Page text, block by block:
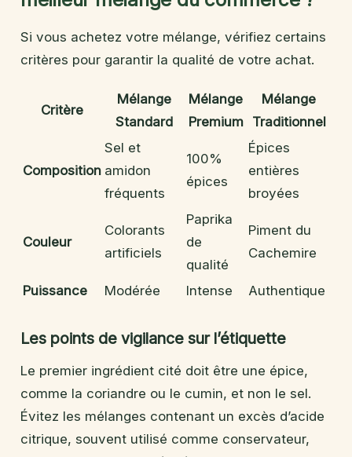
Si vous achetez votre mélange, vérifiez certains
critères pour garantir la qualité de votre achat.
Critère
Mélange
Standard
Mélange
Premium
Mélange
Traditionnel
Composition
Sel et
amidon
fréquents
100%
épices
Épices
entières
broyées
Couleur
Colorants
artificiels
Paprika
de
qualité
Piment du
Cachemire
Puissance Modérée Intense Authentique
Les points de vigilance sur l’étiquette
Le premier ingrédient cité doit être une épice,
comme la coriandre ou le cumin, et non le sel.
Évitez les mélanges contenant un excès d’acide
citrique, souvent utilisé comme conservateur,